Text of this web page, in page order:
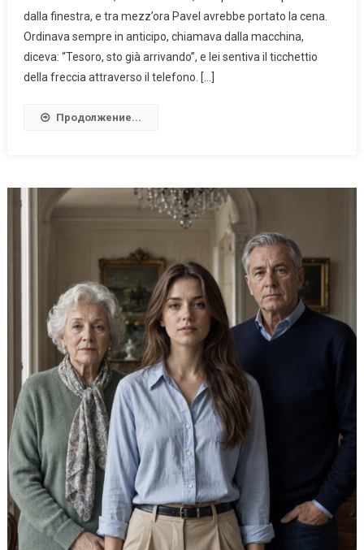
dalla finestra, e tra mezz’ora Pavel avrebbe portato la cena.
Ordinava sempre in anticipo, chiamava dalla macchina,
diceva: “Tesoro, sto già arrivando”, e lei sentiva il ticchettio
della freccia attraverso il telefono. […]
Продолжение...